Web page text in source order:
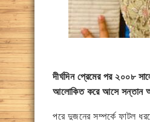
দীর্ঘদিন প্রেমের পর ২০০৮
আলোকিত করে আসে সন্তান
পরে দুজনের সম্পর্কে ফাটল